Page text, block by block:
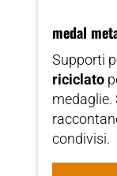
medal
Supporti
riciclato
medaglie.
condivisi.